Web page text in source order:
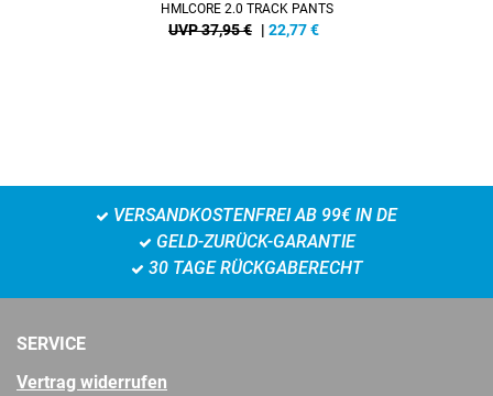
HMLCORE 2.0 TRACK PANTS
UVP 37,95 € | 22,77€
VERSANDKOSTENFREI AB 99€ IN DE
GELD-ZURÜCK-GARANTIE
30 TAGE RÜCKGABERECHT
SERVICE
Vertrag widerrufen